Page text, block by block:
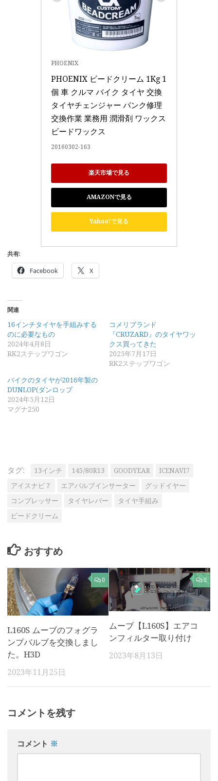
PHOENIX
PHOENIX ビードクリーム 1Kg 1
個 車 クルマ バイク タイヤ 交換
タイヤチェンジャー パンク修理
交換作業 業務用 潤滑剤 ワックス
ビードワックス
20160302-163
楽天市場で見る
AMAZONで見る
Yahoo!で見る
共有:
Facebook X
関連
16インチタイヤを手組みする
のに必要なもの
2024年4月8日
RK2ステップワゴン
コメリブランド
『CRUZARD』のタイヤワッ
クス買ってきた
2025年7月17日
RK2ステップワゴン
バイクのタイヤが2016年製の
DUNLOP(ダンロップ
2024年5月12日
マグナ250
タグ: 13インチ 145/80R13 GOODYEAR
ICENAVI7
アイスナビ７
エアバルブインサーター
グッドイヤー
コンプレッサー
タイヤレバー
タイヤ手組み
ビードクリーム
おすすめ
0
L160S ムーブのフォグラ
ンプバルブを交換しまし
た。H3D
2023年11月25日
0
ムーブ【L160S】エアコ
ンフィルター取り付け
2023年8月13日
コメントを残す
コメント ※